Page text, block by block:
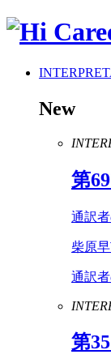
New
第
通訳
柴原
通訳
第